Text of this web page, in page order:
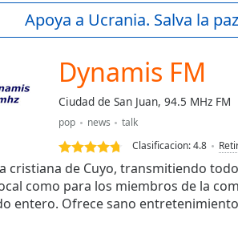
Apoya a Ucrania. Salva la
Dynamis FM
Ciudad de San Juan, 94.5 MHz FM
pop news
talk
Clasificacion:4.8
cristiana de Cuyo, transmitiendo
como para los miembros de la
entero. Ofrece sano